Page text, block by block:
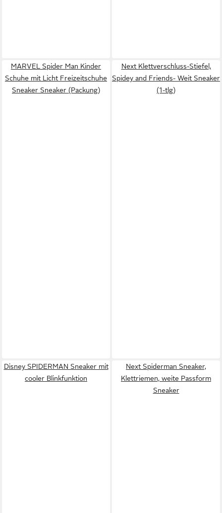
MARVEL Spider Man Kinder
Schuhe mit Licht Freizeitschuhe
Sneaker Sneaker (Packung)
Next Klettverschluss-Stiefel,
Spidey and Friends- Weit Sneaker
(1-tlg)
Disney SPIDERMAN Sneaker mit
cooler Blinkfunktion
Next Spiderman Sneaker,
Klettriemen, weite Passform
Sneaker